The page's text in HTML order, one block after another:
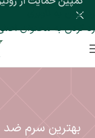
رد کردن به ناوبری
رد کردن به محتوای
بهترین سرم